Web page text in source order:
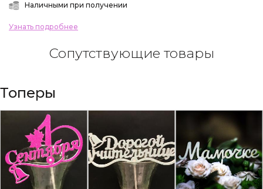
Наличными при получении
Узнать подробнее
Сопутствующие товары
Топеры